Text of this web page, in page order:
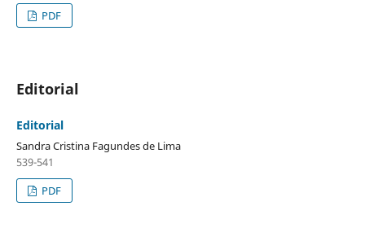
PDF
Editorial
Editorial
Sandra Cristina Fagundes de Lima
539-541
PDF